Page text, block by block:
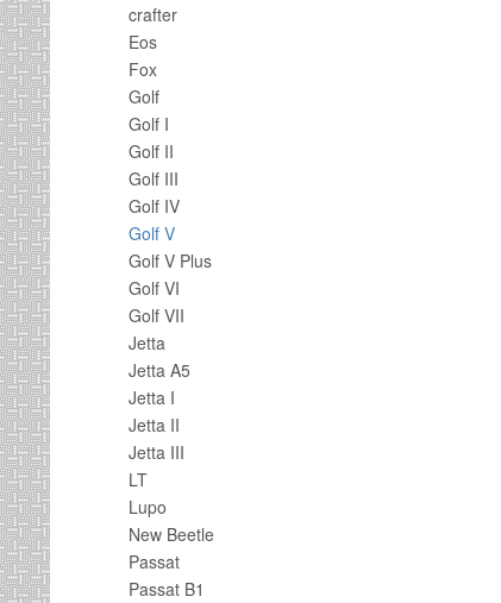
crafter
Eos
Fox
Golf
Golf I
Golf II
Golf III
Golf IV
Golf V
Golf V Plus
Golf VI
Golf VII
Jetta
Jetta A5
Jetta I
Jetta II
Jetta III
LT
Lupo
New Beetle
Passat
Passat B1